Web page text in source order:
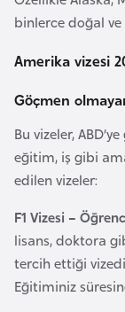
binlerce doğal
Amerika vizesi
Göçmen
Bu vizeler,
eğitim, iş gibi
edilen vizeler:
F1 Vizesi –
lisans, doktora
tercih ettiği
Eğitiminiz
e
i
t
a
n
E
s
t
o